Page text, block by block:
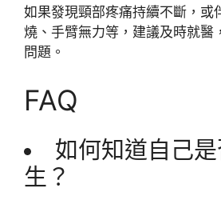
如果發現頸部疼痛持續不斷，或
燒、手臂無力等，建議及時就醫
問題。
FAQ
如何知道自己
生？